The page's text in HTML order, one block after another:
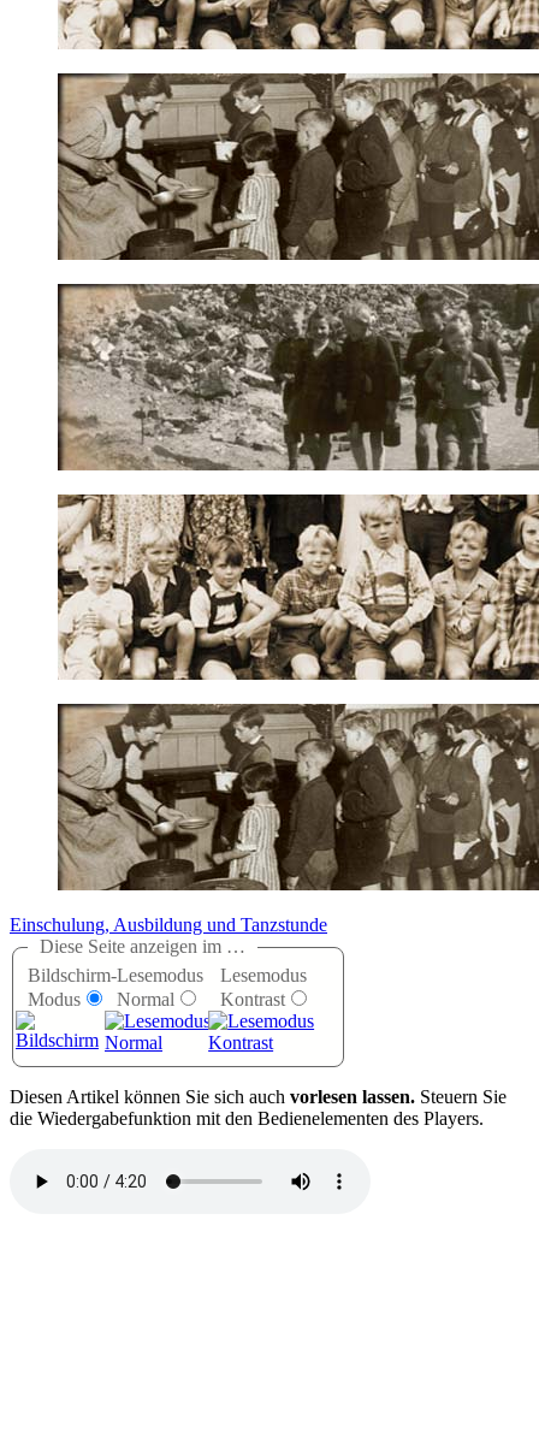
Einschulung, Ausbildung und Tanzstunde
Diese Seite anzeigen im …
Bildschirm-
Modus
Lesemodus
Normal
Lesemodus
Kontrast
Diesen Artikel können Sie sich auch vorlesen lassen. Steuern Sie
die Wiedergabefunktion mit den Bedienelementen des Players.